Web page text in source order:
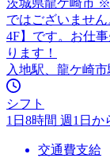
ではございませ
4F】です。お仕
ります！
入地駅、龍ケ崎
シフト
1日8時間 週1日か
交通費支給